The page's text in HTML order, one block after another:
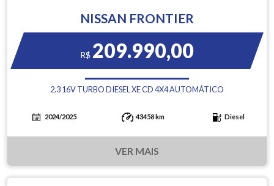
NISSAN FRONTIER
R$ 209.990,00
2.3 16V TURBO DIESEL XE CD 4X4 AUTOMÁTICO
2024/2025 43458 km Diesel
VER MAIS